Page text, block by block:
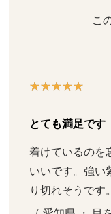
こ
とても満足です
着けているのを
いいです。強い
り切れそうです。